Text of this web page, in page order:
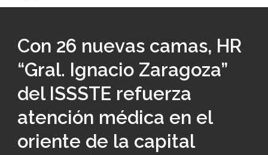
Con 26 nuevas camas, HR
“Gral. Ignacio Zaragoza”
del ISSSTE refuerza
atención médica en el
oriente de la capital